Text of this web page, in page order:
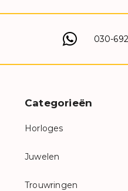
030-
Categorieën
Horloges
Juwelen
Trouwringen